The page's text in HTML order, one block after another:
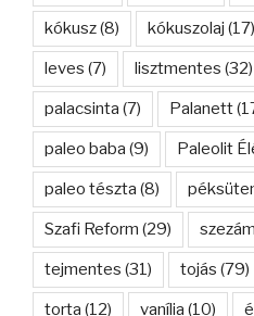
kókusz(8) kókuszolaj (17)
leves (7) lisztmentes (32)
palacsinta (7) Palanett
paleo baba (9) Paleolit
paleo tészta (8)
Szafi Reform (29)
tejmentes (31) tojás (79)
torta (12) vanília (10)